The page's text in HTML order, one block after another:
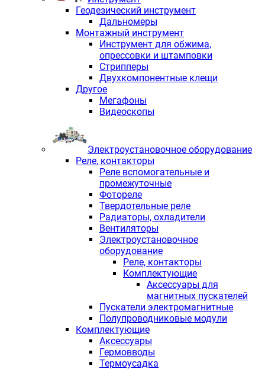
Геодезический инструмент
Дальномеры
Монтажный инструмент
Инструмент для обжима,
опрессовки и штамповки
Стрипперы
Двухкомпонентные клещи
Другое
Мегафоны
Видеоскопы
Электроустановочное оборудование
Реле, контакторы
Реле вспомогательные и
промежуточные
Фотореле
Твердотельные реле
Радиаторы, охладители
Вентиляторы
Электроустановочное
оборудование
Реле, контакторы
Комплектующие
Аксессуары для
магнитных пускателей
Пускатели электромагнитные
Полупроводниковые модули
Комплектующие
Аксессуары
Гермовводы
Термоусадка